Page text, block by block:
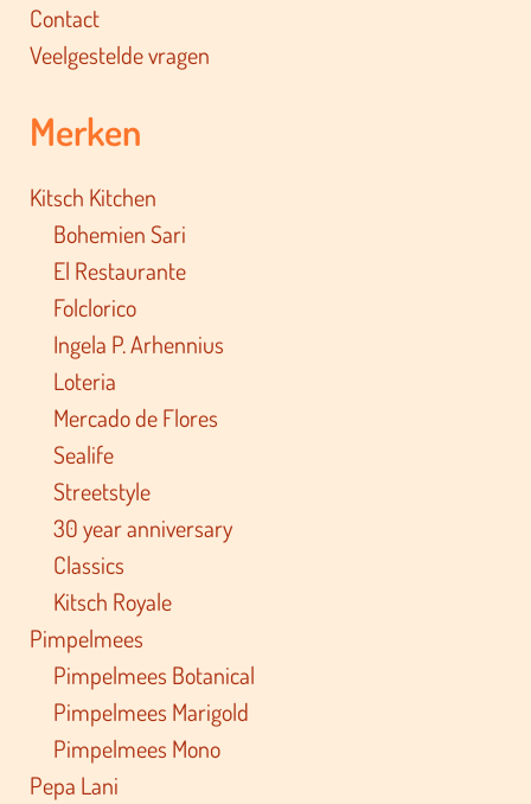
Contact
Veelgestelde vragen
Merken
Kitsch Kitchen
Bohemien Sari
El Restaurante
Folclorico
Ingela P. Arhennius
Loteria
Mercado de Flores
Sealife
Streetstyle
30 year anniversary
Classics
Kitsch Royale
Pimpelmees
Pimpelmees Botanical
Pimpelmees Marigold
Pimpelmees Mono
Pepa Lani